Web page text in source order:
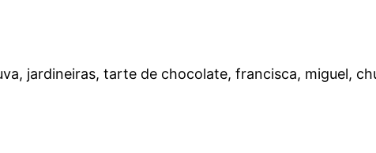
jardineiras, tarte de chocolate, francisca, miguel,